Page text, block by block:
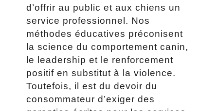
d’offrir au public et aux chiens un
service professionnel. Nos
méthodes éducatives préconisent
la science du comportement canin,
le leadership et le renforcement
positif en substitut à la violence.
Toutefois, il est du devoir du
consommateur d’exiger des